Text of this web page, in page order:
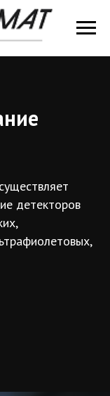
детекторов